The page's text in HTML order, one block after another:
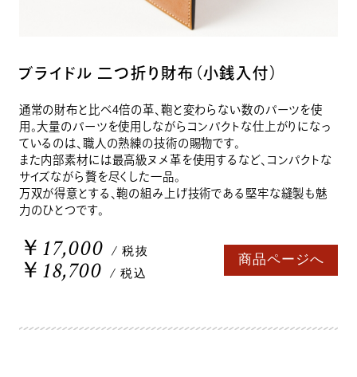
ブライドル 二つ折り財布（小銭入付）
通常の財布と比べ4倍の革、鞄と変わらない数のパーツを使
用。大量のパーツを使用しながらコンパクトな仕上がりになっ
ているのは、職人の熟練の技術の賜物です。
また内部素材には最高級ヌメ革を使用するなど、コンパクトな
サイズながら贅を尽くした一品。
万双が得意とする、鞄の組み上げ技術である堅牢な縫製も魅
力のひとつです。
￥17,000 / 税抜
￥18,700 / 税込
商品ページへ